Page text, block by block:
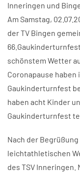
Inneringen und
Am Samstag,
der TV Bingen
schönstem Wetter
Coronapause haben
Gaukinderturnfest
haben acht Kinder
Gaukinderturnfest
Nach der
leichtathletischen
des TSV